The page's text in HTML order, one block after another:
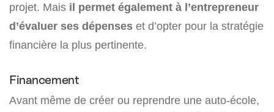
projet. Mais il permet également à l’entrepreneur
d’évaluer ses dépenses et d’opter pour la stratégie
financière la plus pertinente.
Financement
Avant même de créer ou reprendre une auto-école,